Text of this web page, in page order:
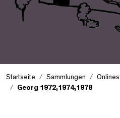
Startseite Sammlungen
Georg 1972,1974,1978